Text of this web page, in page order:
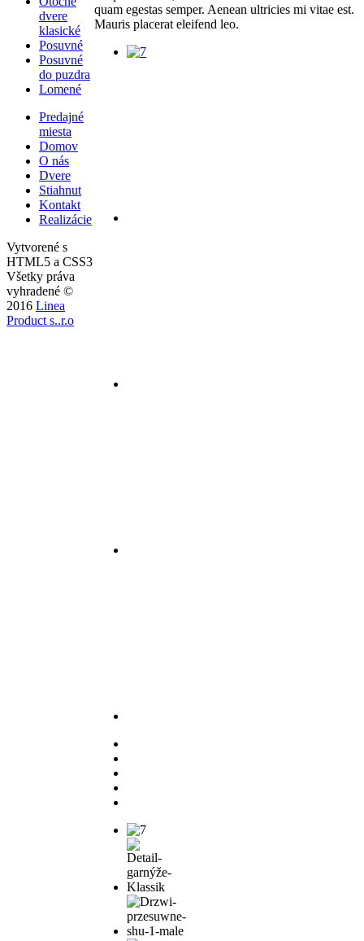
quam egestas semper. Aenean ultricies mi vitae est.
Mauris placerat eleifend leo.
dvere
klasické
Posuvné
Posuvné
do puzdra
Lomené
Predajné
miesta
Domov
O nás
Dvere
Stiahnut
Kontakt
Realizácie
Vytvorené s
HTML5 a CSS3
Všetky práva
vyhradené ©
2016 Linea
Product s..r.o